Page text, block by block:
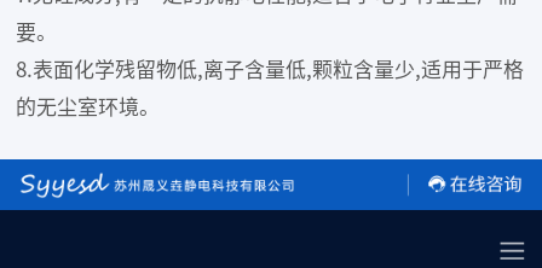
要。
8.表面化学残留物低,离子含量低,颗粒含量少,适用于严格
的无尘室环境。